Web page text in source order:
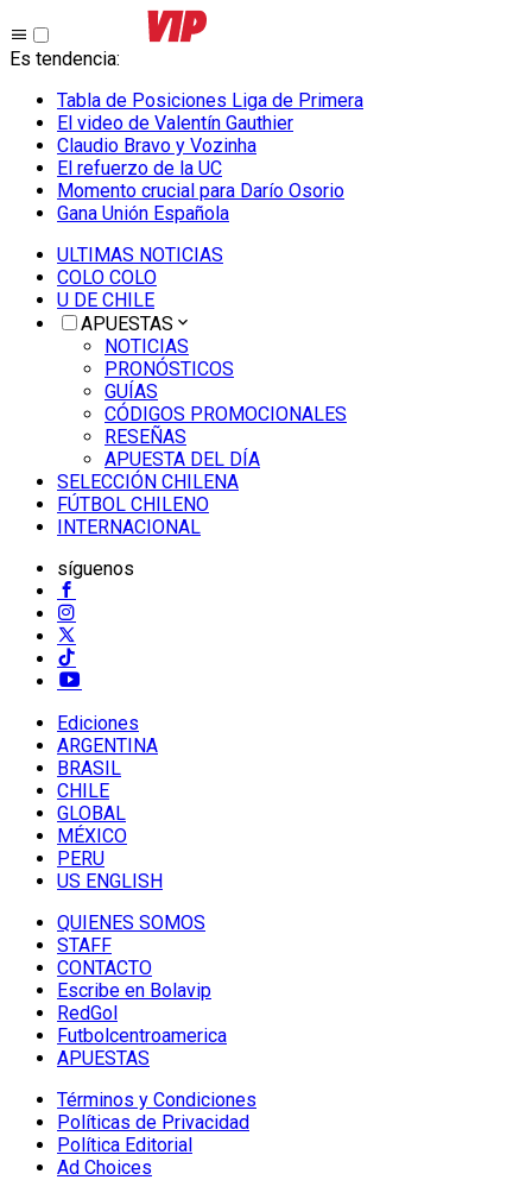
Es tendencia:
Tabla de Posiciones Liga de Primera
El video de Valentín Gauthier
Claudio Bravo y Vozinha
El refuerzo de la UC
Momento crucial para Darío Osorio
Gana Unión Española
ULTIMAS NOTICIAS
COLO COLO
U DE CHILE
APUESTAS
NOTICIAS
PRONÓSTICOS
GUÍAS
CÓDIGOS PROMOCIONALES
RESEÑAS
APUESTA DEL DÍA
SELECCIÓN CHILENA
FÚTBOL CHILENO
INTERNACIONAL
síguenos
Ediciones
ARGENTINA
BRASIL
CHILE
GLOBAL
MÉXICO
PERU
US ENGLISH
QUIENES SOMOS
STAFF
CONTACTO
Escribe en Bolavip
RedGol
Futbolcentroamerica
APUESTAS
Términos y Condiciones
Políticas de Privacidad
Política Editorial
Ad Choices